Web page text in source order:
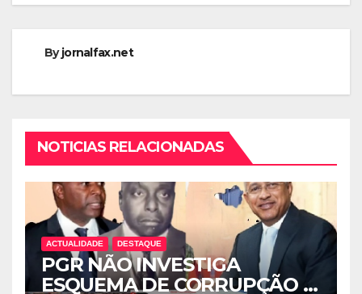
Byjornalfax.net
NOTICIAS RELACIONADAS
ACTUALIDADE DESTAQUE
PGR NÃO INVESTIGA
ESQUEMA DE CORRUPÇÃO E